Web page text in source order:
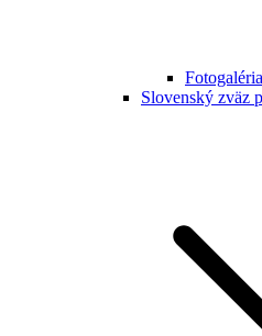
Fotogaléria
Slovenský zväz